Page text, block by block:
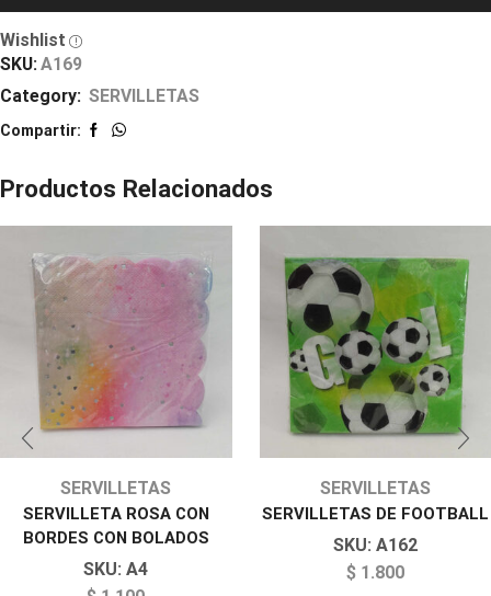
Wishlist
SKU: A169
Category: SERVILLETAS
Compartir:
Productos Relacionados
SERVILLETAS
SERVILLETA ROSA CON
BORDES CON BOLADOS
SKU:A4
SERVILLETAS
SERVILLETAS DE FOOTBALL
SKU: A162
$1.800